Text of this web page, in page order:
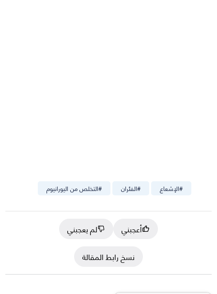
#التخلص من اليورانيوم #الفئران #الإشعاع
أعجبني
لم يعجبني
نسخ رابط المقالة